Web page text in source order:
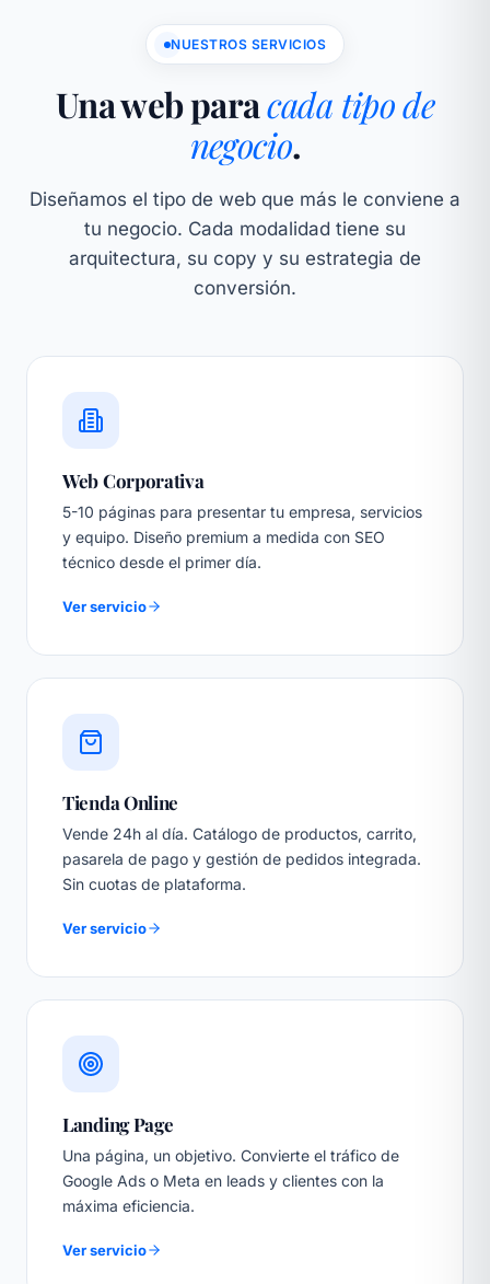
NUESTROS SERVICIOS
Una web paracada tipo de
negocio.
Diseñamos el tipo de web que más le conviene a
tu negocio. Cada modalidad tiene su
arquitectura, su copy y su estrategia de
conversión.
Web Corporativa
5-10 páginas para presentar tu empresa, servicios
y equipo. Diseño premium a medida con SEO
técnico desde el primer día.
Ver servicio
Tienda Online
Vende 24h al día. Catálogo de productos, carrito,
pasarela de pago y gestión de pedidos integrada.
Sin cuotas de plataforma.
Ver servicio
Landing Page
Una página, un objetivo. Convierte el tráfico de
Google Ads o Meta en leads y clientes con la
máxima eficiencia.
Ver servicio